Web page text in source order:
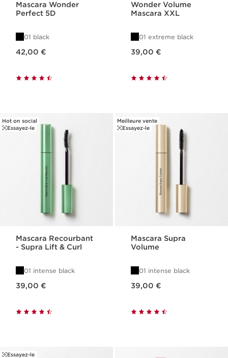
Mascara Wonder
Perfect 5D
01 black
42,00 €
Wonder Volume
Mascara XXL
01 extreme black
39,00 €
Hot on social
Essayez-le
Mascara Recourbant
- Supra Lift & Curl
01 intense black
39,00 €
Meilleure vente
Essayez-le
Mascara Supra
Volume
01 intense black
39,00 €
Essayez-le